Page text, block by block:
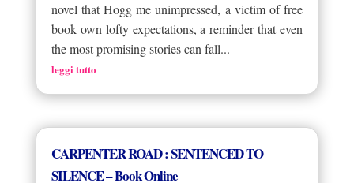
novel that Hogg me unimpressed, a victim of free
book own lofty expectations, a reminder that even
the most promising stories can fall...
leggi tutto
CARPENTER ROAD : SENTENCED TO
SILENCE – Book Online